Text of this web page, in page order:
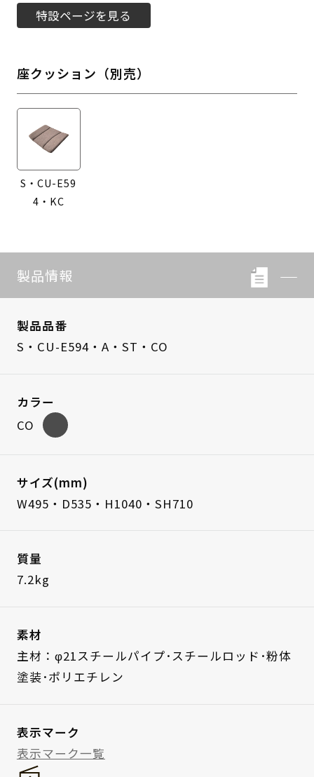
特設ページを見る
座クッション（別売）
S・CU-E59
4・KC
製品情報
製品品番
S・CU-E594・A・ST・CO
カラー
CO
サイズ(mm)
W495・D535・H1040・SH710
質量
7.2kg
素材
主材：φ21スチールパイプ･スチールロッド･粉体
塗装･ポリエチレン
表示マーク
表示マーク一覧